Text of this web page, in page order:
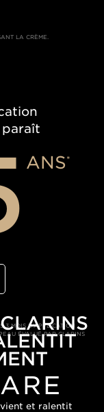
LA CRÈME.
paraît
ANS *
3 MOIS D’APPLICATION
ÉVALUÉ PAR CLARINS
et ralentit